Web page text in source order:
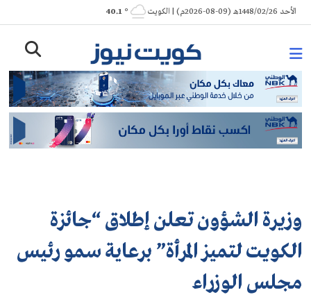
Skip
to
الأحد 1448/02/26هـ (09-08-2026م) | الكويت ° 40.1
وزيرة الشؤون تعلن إطلاق “جائزة
الكويت لتميز المرأة” برعاية سمو رئيس
مجلس الوزراء